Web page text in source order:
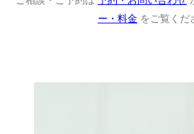
ー・料金 をご覧くだ